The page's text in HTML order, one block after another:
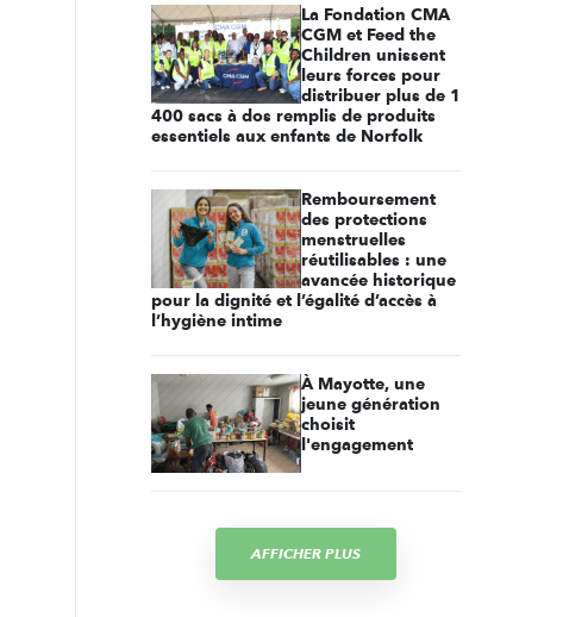
La Fondation CMA
CGM et Feed the
Children unissent
leurs forces pour
distribuer plus de 1
400 sacs à dos remplis de produits
essentiels aux enfants de Norfolk
Remboursement
des protections
menstruelles
réutilisables : une
avancée historique
pour la dignité et l’égalité d’accès à
l’hygiène intime
À Mayotte, une
jeune génération
choisit
l'engagement
AFFICHER PLUS